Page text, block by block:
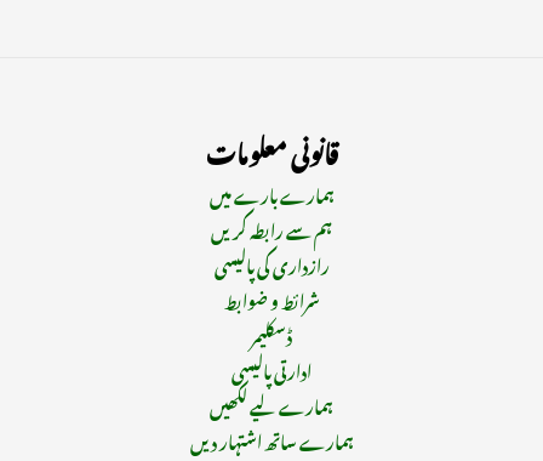
قانونی معلومات
ہمارے بارے میں
ہم سے رابطہ کریں
رازداری کی پالیسی
شرائط و ضوابط
ڈسکلیمر
ادارتی پالیسی
ہمارے لیے لکھیں
ہمارے ساتھ اشتہار دیں